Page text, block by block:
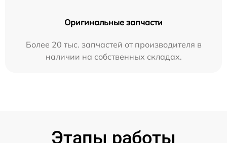
Оригинальные запчасти
Более 20 тыс. запчастей от производителя в
наличии на собственных складах.
Этапы работы